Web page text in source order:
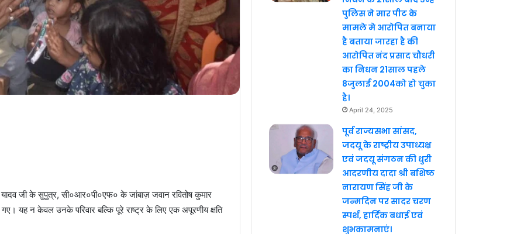
यादव जी के सुपुत्र, सी०आर०पी०एफ० के जांबाज़ जवान रवितोष कुमार
गए। यह न केवल उनके परिवार बल्कि पूरे राष्ट्र के लिए एक अपूरणीय क्षति
पुलिस ने मार पीट के
मामले मे आरोपित बनाया
है बताया जारहा है की
आरोपित नंद प्रसाद चौधरी
का निधन 21साल पहले
8जुलाई 2004को हो चुका
है।
April 24, 2025
पूर्व राज्यसभा सांसद,
जदयू के राष्ट्रीय उपाध्यक्ष
एवं जदयू संगठन की धुरी
आदरणीय दादा श्री बशिष्ठ
नारायण सिंह जी के
जन्मदिन पर सादर चरण
स्पर्श, हार्दिक बधाई एवं
शुभकामनाएं।